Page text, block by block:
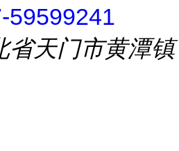
59599241
省天门市黄潭镇